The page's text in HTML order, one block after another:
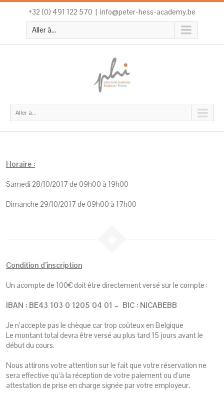
+32 (0) 491 122 570 | info@peter-hess-academy.be
Aller à...
Aller à...
Horaire :
Samedi 28/10/2017 de 09h00 à 19h00
Dimanche 29/10/2017 de 09h00 à 17h00
Condition d’inscription
Un acompte de 100€ doit être directement versé sur le compte :
IBAN : BE43 103 0 1205 04 01 – BIC : NICABEBB
Je n’accepte pas le chèque car trop coûteux en Belgique
Le montant total devra être versé au plus tard 15 jours avant le
début du cours.
Nous attirons votre attention sur le fait que votre réservation ne
sera effective qu’à la réception de votre paiement ou d’une
attestation de prise en charge signée par votre employeur.